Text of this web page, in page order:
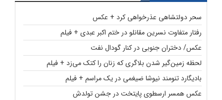
سحر دولتشاهی عذرخواهی کرد + عکس
رفتار متفاوت نسرین مقانلو در ختم اکبر عبدی + فیلم
عکس/ دختران جنوبی در کنار گودال نفت
لحظه زمین‌گیر شدن بلاگری که زنان را کتک می‌زد + فیلم
بادیگارد تنومند نیوشا ضیغمی در یک مراسم + فیلم
عکس همسر ارسطوی پایتخت در جشن تولدش